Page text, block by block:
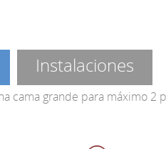
Instalaciones
cama grande para máximo 2